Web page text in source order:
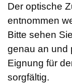
Der optische
entnommen
Bitte sehen
genau an und
Eignung für
sorgfältig.